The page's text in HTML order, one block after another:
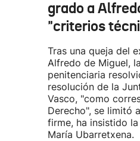
grado a
"criterios
Tras una queja del
Alfredo de Miguel,
penitenciaria
resolución de la
Vasco, "como
Derecho", se limitó
firme, ha insistido
María Ubarretxena.